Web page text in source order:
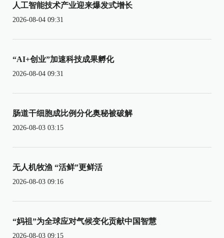
人工智能技术产业迎来爆发式增长
2026-08-04 09:31
“AI+创业”加速科技成果孵化
2026-08-04 09:31
肠道干细胞成比例分化奥秘被破解
2026-08-03 03:15
无人机牧渔 “活鲜”更鲜活
2026-08-03 09:16
“妈祖”为全球应对气候变化贡献中国智慧
2026-08-03 09:15